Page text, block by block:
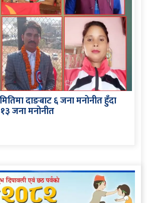
दाङबाट ६ जना मनोनीत हुँदा
१३ जना मनोनीत